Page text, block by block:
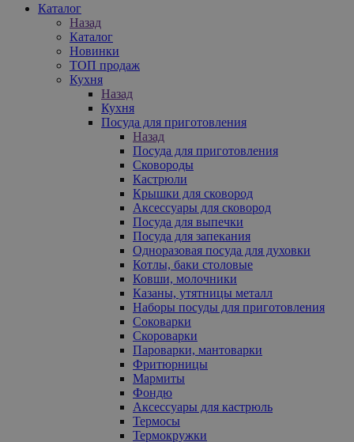
Каталог
Назад
Каталог
Новинки
ТОП продаж
Кухня
Назад
Кухня
Посуда для приготовления
Назад
Посуда для приготовления
Сковороды
Кастрюли
Крышки для сковород
Аксессуары для сковород
Посуда для выпечки
Посуда для запекания
Одноразовая посуда для духовки
Котлы, баки столовые
Ковши, молочники
Казаны, утятницы металл
Наборы посуды для приготовления
Соковарки
Скороварки
Пароварки, мантоварки
Фритюрницы
Мармиты
Фондю
Аксессуары для кастрюль
Термосы
Термокружки